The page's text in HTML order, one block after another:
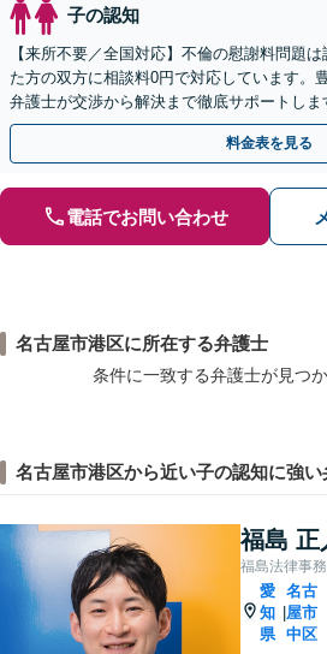
子の認知
【来所不要／全国対応】不倫の慰謝料問題
た方の双方に相談料0円で対応しています。
弁護士が交渉から解決まで徹底サポートし
手金の返還保証もありますので安心してご相
料金表を見る
電話でお問い合わせ
名古屋市港区に所在する弁護士
条件に一致する弁護士が見つ
名古屋市港区から近い子の認知に強い
福島 正
福島法律事
愛
知
県
名古
屋市
中区